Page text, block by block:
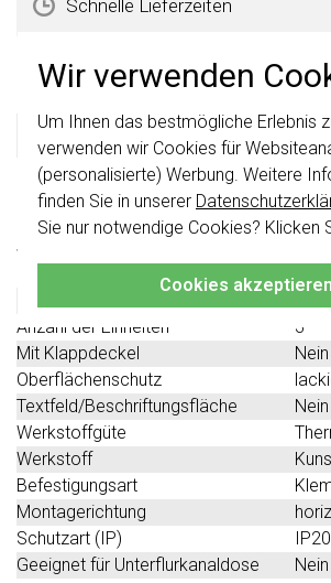
Wir verwenden
Um Ihnen das bestmögliche Erlebnis
verwenden wir Cookies für
(personalisierte) Werbung. Weitere
finden Sie in unserer
Sie nur notwendige Cookies? Klicken
Cookies akzeptieren
Schnelle Lieferzeiten
Gira 0213736 Datenblatt
Technische
Spezifikation
Anzahl der Einheiten
3
Mit Klappdeckel
Nein
Oberflächenschutz
Textfeld/Beschriftungsfläche
Nein
Werkstoffgüte
Werkstoff
Befestigungsart
Montagerichtung
Schutzart (IP)
IP20
Geeignet für Unterflurkanaldose
Nein
Wichtig: Gira Schalter und
Schalterwippen wurden erneuert. Sie sind
2024 kombinierbar.
Klicken Sie hier
für weitere Informationen,
damit Sie immer das Richtige bestellen.